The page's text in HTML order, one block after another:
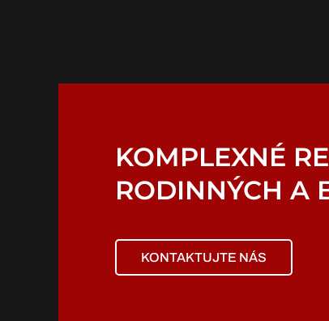
MUROVANÉ
DOMY NA KĽÚČ
KONTAKTUJTE NÁS